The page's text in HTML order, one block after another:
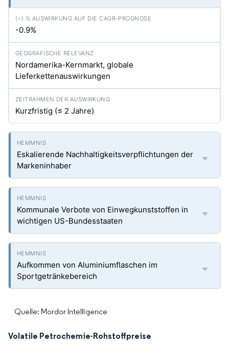
-0.9%
Nordamerika-Kernmarkt, globale
Lieferkettenauswirkungen
Kurzfristig (≤ 2 Jahre)
Eskalierende Nachhaltigkeitsverpflichtungen der
Markeninhaber
Kommunale Verbote von Einwegkunststoffen in
wichtigen US-Bundesstaaten
Aufkommen von Aluminiumflaschen im
Sportgetränkebereich
Quelle: Mordor Intelligence
Volatile Petrochemie-Rohstoffpreise